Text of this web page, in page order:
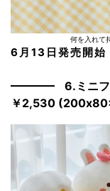
何を入れて
6月13日発売開始
6.ミニ
￥2,530